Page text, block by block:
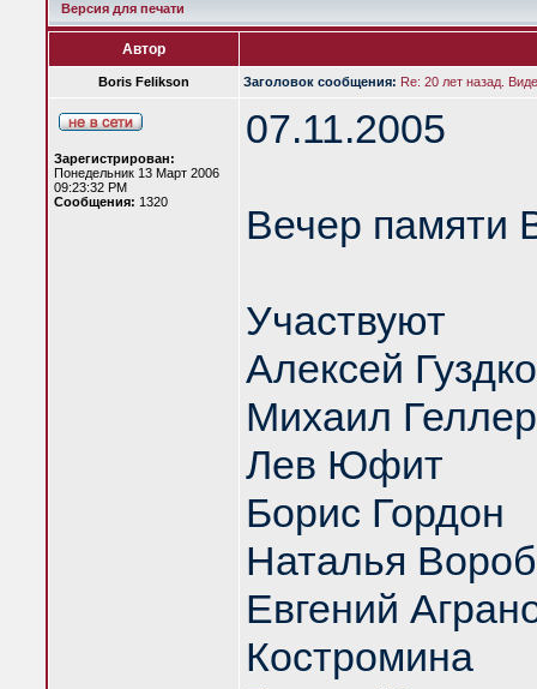
Версия для печати
Автор
Boris Felikson Заголовок сообщения: Re: 20 лет назад.
Зарегистрирован:
Понедельник 13 Март 2006
09:23:32 PM
Сообщения: 1320
07.11.2005
Вечер памяти
Участвуют
Алексей
Михаил Геллер
Лев Юфит
Борис Гордон
Наталья
Евгений
Костромина